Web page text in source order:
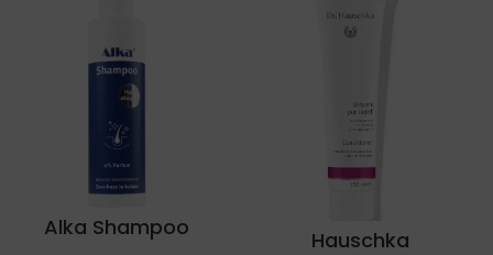
Alka Shampoo
Hauschka